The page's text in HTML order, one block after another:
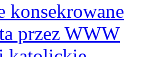
konsekrowane
przez WWW